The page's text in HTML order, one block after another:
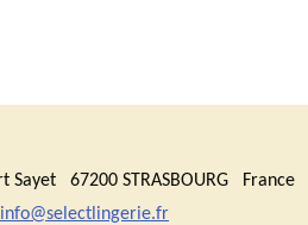
Sayet 67200 STRASBOURG France
info@selectlingerie.fr